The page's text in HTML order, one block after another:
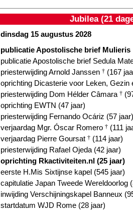
Jubilea (21
dinsdag 15 augustus 2028
publicatie Apostolische brief Mulieris
publicatie Apostolische brief Sedula
priesterwijding Arnold Janssen † (167
oprichting Dicasterie voor Leken, Gezin
priesterwijding Dom Hélder Câmara †
oprichting EWTN (47 jaar)
priesterwijding Fernando Ocáriz (57 jaar)
verjaardag Mgr. Óscar Romero † (111
verjaardag Pierre Goursat † (114 jaar)
priesterwijding Rafael Ojeda (42 jaar)
oprichting Rkactiviteiten.nl (25 jaar)
eerste H.Mis Sixtijnse kapel (545 jaar)
capitulatie Japan Tweede Wereldoorlog
inwijding Verschijningskapel Banneux
startdatum WJD Rome (28 jaar)